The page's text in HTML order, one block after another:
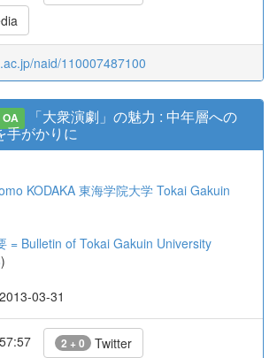
naid/110007487100
OA
「大衆演劇」の魅力 : 中年層への
手がかりに
KODAKA 東海学院大学 Tokai Gakuin
= Bulletin of Tokai Gakuin University
)
03-31
2 + 0 Twitter